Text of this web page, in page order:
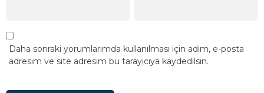
Daha sonraki yorumlarımda kullanılması için adım, e-posta
adresim ve site adresim bu tarayıcıya kaydedilsin.